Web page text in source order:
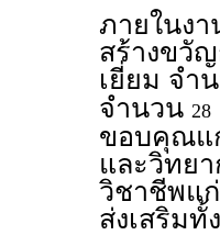
ภายในงา
สร้างขวั
เยี่ยม จำ
จำนวน 28
ขอบคุณแ
และวิทย
วิชาชีพแ
ส่งเสริม